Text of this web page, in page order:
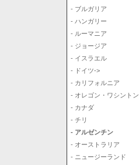
- ブルガリア
- ハンガリー
- ルーマニア
- ジョージア
- イスラエル
- ドイツ->
- カリフォルニア
- オレゴン・ワシントン
- カナダ
- チリ
- アルゼンチン
- オーストラリア
- ニュージーランド